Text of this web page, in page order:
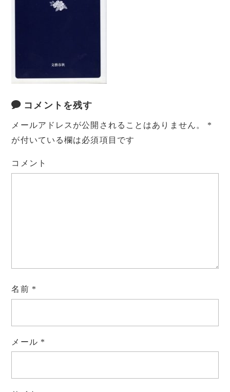
コメントを残す
メールアドレスが公開されることはありません。
*
が付いている欄は必須項目です
コメント
名前 *
メール *